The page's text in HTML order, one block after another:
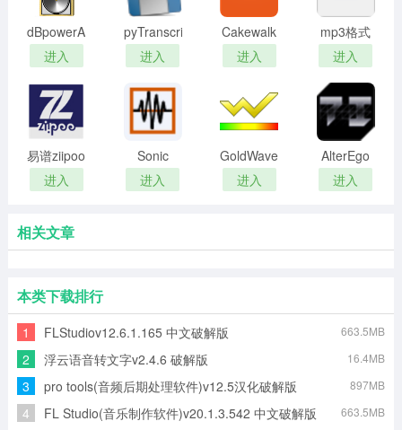
dBpowerAMP
Music
Converter(音
频转换工
具)
进入
pyTranscriber(语
音转字幕
软件)
进入
Cakewalk
by
BandLab(电
脑音乐制
作大师)
进入
mp3格式
转换器
进入
易谱ziipoo
正版
进入
Sonic
visualiser(音
频分析软
进入
GoldWave32(音
频处理软
件)
进入
AlterEgo
音乐合成
器
进入
相关文章
本类下载排行
1 FLStudiov12.6.1.165 中文破解版 663.5MB
2 浮云语音转文字v2.4.6 破解版 16.4MB
3 pro tools(音频后期处理软件)v12.5汉化破解版 897MB
4 FL Studio(音乐制作软件)v20.1.3.542 中文破解版 663.5MB